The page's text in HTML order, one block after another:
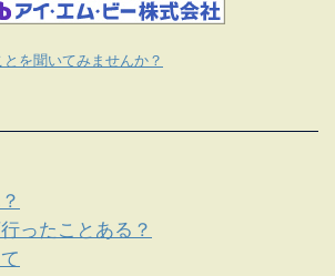
を聞いてみませんか？
ったことある？